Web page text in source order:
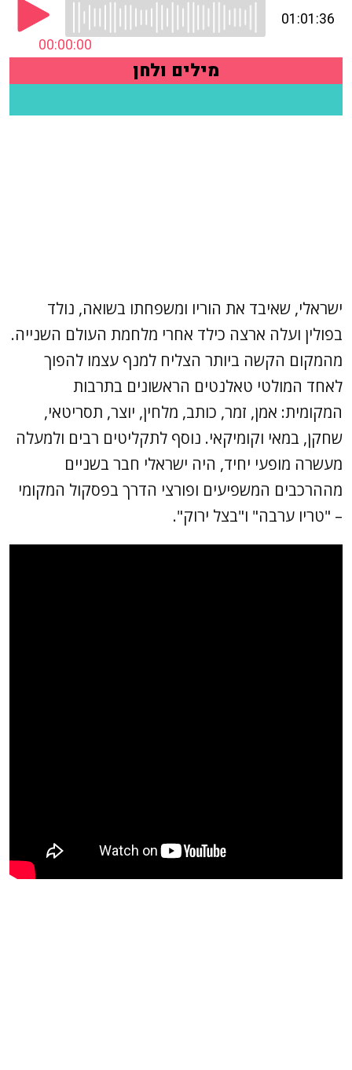
ישראלי, שאיבד את הוריו ומשפחתו בשואה, נולד
בפולין ועלה ארצה כילד אחרי מלחמת העולם השנייה.
מהמקום הקשה ביותר הצליח למנף עצמו להפוך
לאחד המולטי טאלנטים הראשונים בתרבות
המקומית: אמן, זמר, כותב, מלחין, יוצר, תסריטאי,
שחקן, במאי וקומיקאי. נוסף לתקליטים רבים ולמעלה
מעשרה מופעי יחיד, היה ישראלי חבר בשניים
מההרכבים המשפיעים ופורצי הדרך בפסקול המקומי
– "טריו ערבה" ו"בצל ירוק".